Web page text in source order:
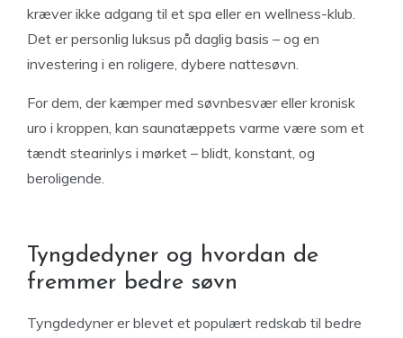
kræver ikke adgang til et spa eller en wellness-klub.
Det er personlig luksus på daglig basis – og en
investering i en roligere, dybere nattesøvn.
For dem, der kæmper med søvnbesvær eller kronisk
uro i kroppen, kan saunatæppets varme være som et
tændt stearinlys i mørket – blidt, konstant, og
beroligende.
Tyngdedyner og hvordan de
fremmer bedre søvn
Tyngdedyner er blevet et populært redskab til bedre